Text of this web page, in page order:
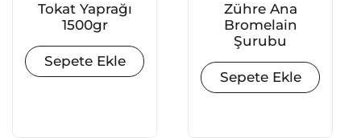
Tokat Yaprağı
1500gr
Sepete Ekle
Zühre Ana
Bromelain
Şurubu
Sepete Ekle